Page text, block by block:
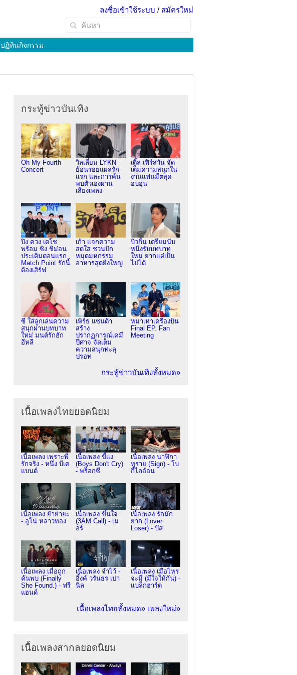
ลงชื่อเข้าใช้ระบบ / สมัครใหม่
ปฏิทินกิจกรรม
กระทู้ข่าวบันเทิง
Oh My Fourth
Concert
วิลเลี่ยม LYKN
ย้อนรอยแผลรัก
แรก และการค้น
พบตัวเองผ่าน
เสียงเพลง
เติ้ล เฟิร์สวัน จัด
เต็มความสนุกใน
งานแฟนมีตสุด
อบอุ่น
ปิง ควง เตโช
พร้อม ซิง ชิม่อน
ประเดิมตอนแรก
Match Point รักนี้
ต้องเสิร์ฟ
เก้า แจกความ
สดใส ชวนปัก
หมุดมหกรรม
อาหารสุดยิ่งใหญ่
บิวกิ้น เตรียมนับ
หนึ่งรับบทบาท
ใหม่ ยากแต่เป็น
ไปได้
ซี ใส่ลูกเล่นความ
สนุกผ่านบทบาท
ใหม่ มนต์รักฮัก
อีหลี
เพิร์ธ แซนต้า
สร้าง
ปรากฏการณ์เคมี
ปีศาจ จัดเต็ม
ความสนุกทะลุ
ปรอท
หมาเห่าเครื่องบิน
Final EP. Fan
Meeting
กระทู้ข่าวบันเทิงทั้งหมด»
เนื้อเพลงไทยยอดนิยม
เนื้อเพลง เพราะพี่
รักจริง - หนึ่ง บีเค
แบนด์
เนื้อเพลง ขี้แง
(Boys Don't Cry)
- พร็อกซี
เนื้อเพลง นาฬิกา
ทราย (Sign) - โบ
กี้ไลอ้อน
เนื้อเพลง ย้าย่ายะ
- อูโน่ หลาวทอง
เนื้อเพลง ขึ้นใจ
(3AM Call) - เม
อร์
เนื้อเพลง รักมัก
ยาก (Lover
Loser) - บัส
เนื้อเพลง เมื่อถูก
ค้นพบ (Finally
She Found.) - ฟรี
แฮนด์
เนื้อเพลง จำไว้ -
อิ้งค์ วรันธร เปา
นิล
เนื้อเพลง เมื่อไหร่
จะมี (มีใจให้กัน) -
แบล็กฮาร์ต
เนื้อเพลงไทยทั้งหมด» เพลงใหม่»
เนื้อเพลงสากลยอดนิยม